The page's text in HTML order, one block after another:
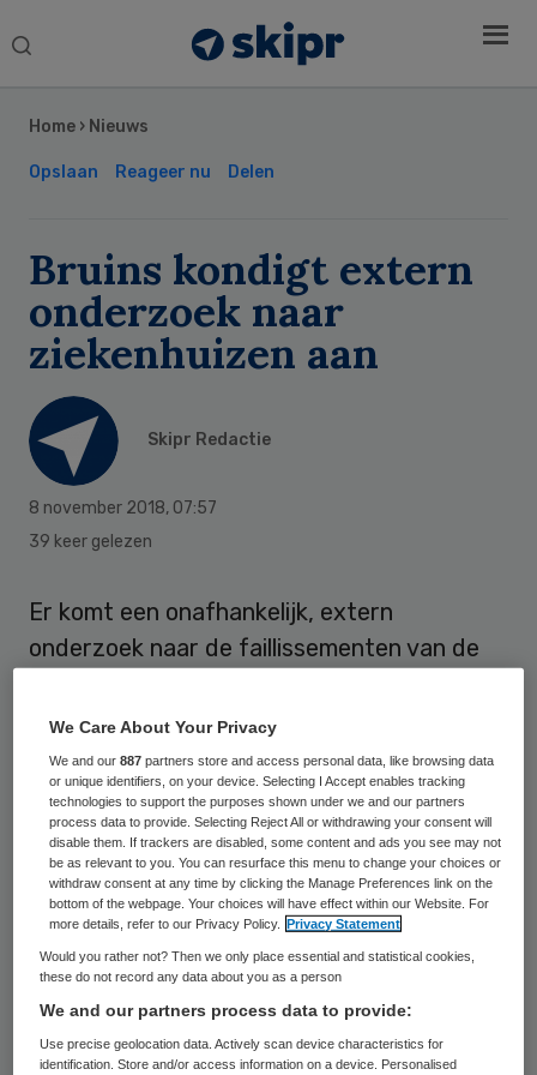
Search
Home › Nieuws
Opslaan Reageer nu Delen
Bruins kondigt extern
onderzoek naar
ziekenhuizen aan
Skipr Redactie
8 november 2018, 07:57
39 keer gelezen
Er komt een onafhankelijk, extern
onderzoek naar de faillissementen van de
IJsselmeer. Dat laat minister Bruno Bruins
weten in een brief aan de Tweede Kamer.
Hoe het onderzoek er precies uit komt te
zien, en wie het gaat uitvoeren, wil Bruins
uiterlijk aan het einde van de maand
bekendmaken.
De ziekenhuizen gingen vorige maand
failliet. Voor beide lijken
overnamekandidaten te zijn. Onduidelijk is
Sidebar
We Care About Your Privacy
We and our887 partners store and access personal data, like browsing data
or unique identifiers, on your device. Selecting I Accept enables tracking
technologies to support the purposes shown under we and our partners
process data to provide. Selecting Reject All or withdrawing your consent will
disable them. If trackers are disabled, some content and ads you see may not
be as relevant to you. You can resurface this menu to change your choices or
withdraw consent at any time by clicking the Manage Preferences link on the
bottom of the webpage. Your choices will have effect within our Website. For
more details, refer to our Privacy Policy.
Privacy Statement
Would you rather not? Then we only place essential and statistical cookies,
these do not record any data about you as a person
We and our partners process data to provide:
Use precise geolocation data. Actively scan device characteristics for
identification. Store and/or access information on a device. Personalised